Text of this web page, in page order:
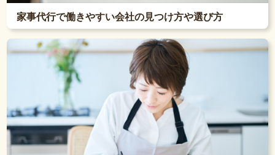
家事代行で働きやすい会社の見つけ方や選び方